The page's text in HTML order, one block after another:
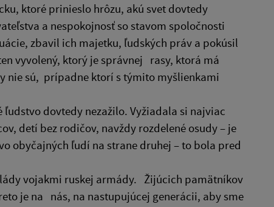
ktoré prinieslo hrôzu, akú svet dovtedy
a nespokojnosť so stavom spoločnosti
zbavil ich majetku, ľudských práv a pokúsil
vyvolený, ktorý je správnej rasy, ktorá má
nie sú, prípadne ktorí s týmito myšlienkami
dovtedy nezažilo. Vyžiadala si najviac
detí bez rodičov, navždy rozdelené osudy – je
obyčajných ľudí na strane druhej – to bola pred
vojakmi ruskej armády. Žijúcich pamätníkov
je na nás, na nastupujúcej generácii, aby sme